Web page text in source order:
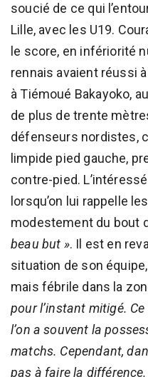
soucié de ce qui
Lille, avec les U19.
le score, en infériorité
rennais avaient réussi
à Tiémoué Bakayoko,
de plus de trente
défenseurs nordistes,
limpide pied gauche,
contre-pied.
lorsqu’on lui rappelle
modestement du bout
beau but ». Il est en
situation de son
mais fébrile dans la
pour l’instant mitigé.
l’on a souvent la
matchs. Cependant,
pas à faire la différence.